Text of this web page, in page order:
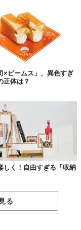
×ビームス」、異色すぎ
正体は？
しく！自由すぎる「収納
る